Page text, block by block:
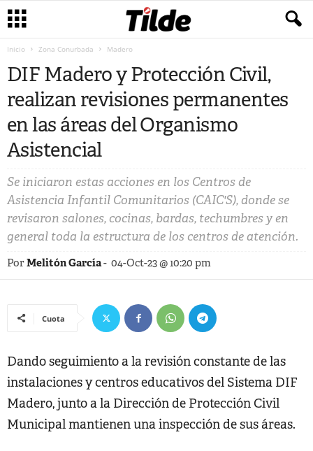
Inicio Zona Conurbada Madero
DIF Madero y Protección Civil,
realizan revisiones permanentes
en las áreas del Organismo
Asistencial
Se iniciaron estas acciones en los Centros de
Asistencia Infantil Comunitarios (CAIC'S), donde se
revisaron salones, cocinas, bardas, techumbres y en
general toda la estructura de los centros de atención.
PorMelitón García- 04-Oct-23 @ 10:20 pm
Cuota
Dando seguimiento a la revisión constante de las
instalaciones y centros educativos del Sistema DIF
Madero, junto a la Dirección de Protección Civil
Municipal mantienen una inspección de sus áreas.